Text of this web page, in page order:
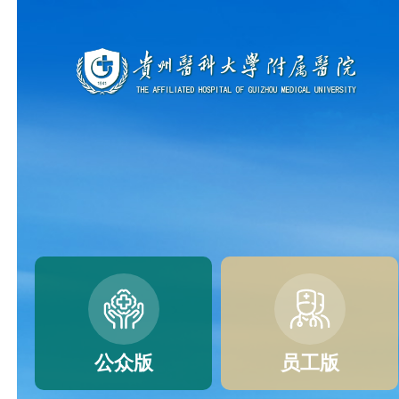
公众版 员工版